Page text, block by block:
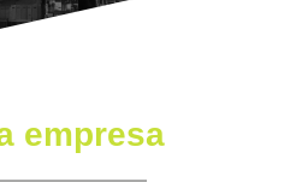
empresa